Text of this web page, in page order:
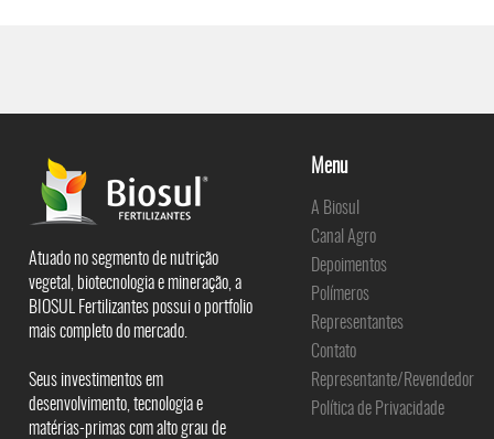
Atuado no segmento de nutrição
vegetal, biotecnologia e mineração, a
BIOSUL Fertilizantes possui o portfolio
mais completo do mercado.
Seus investimentos em
desenvolvimento, tecnologia e
matérias-primas com alto grau de
Menu
A Biosul
Canal Agro
Depoimentos
Polímeros
Representantes
Contato
Representante/Revendedor
Política de Privacidade